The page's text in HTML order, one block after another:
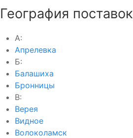
География поставок
А:
Апрелевка
Б:
Балашиха
Бронницы
В:
Верея
Видное
Волоколамск